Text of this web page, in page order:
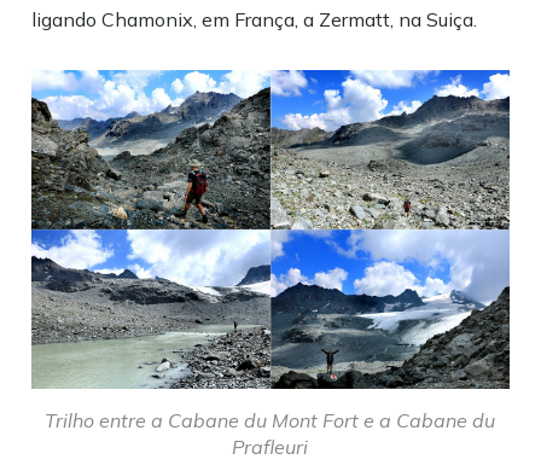
ligando Chamonix, em França, a Zermatt, na Suiça.
Trilho entre a Cabane du Mont Fort e a Cabane du
Prafleuri